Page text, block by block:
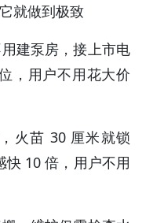
就做到极致
建泵房，接上市电
，用户不用花大价
火苗 30 厘米就锁
快 10 倍，用户不用